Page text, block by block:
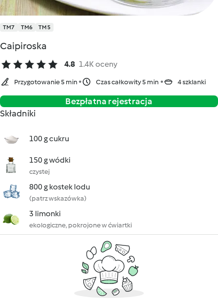
TM7 TM6 TM5
Caipiroska
4.8 1.4K oceny
Przygotowanie 5 min Czas całkowity 5 min 4 szklanki
Bezpłatna rejestracja
Składniki
100 g cukru
150 g wódki
czystej
800 g kostek lodu
(patrz wskazówka)
3 limonki
ekologiczne, pokrojone w ćwiartki